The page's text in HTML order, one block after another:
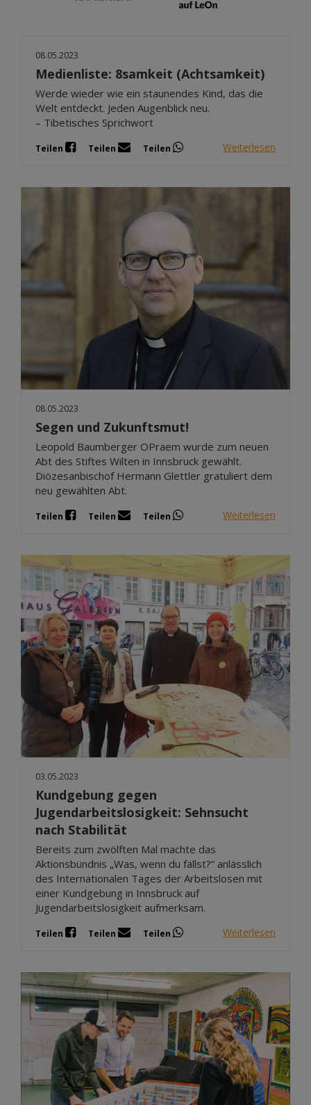
08.05.2023
Medienliste: 8samkeit (Achtsamkeit)
Werde wieder wie ein staunendes Kind, das die
Welt entdeckt. Jeden Augenblick neu.
– Tibetisches Sprichwort
Teilen Teilen Teilen Weiterlesen
08.05.2023
Segen und Zukunftsmut!
Leopold Baumberger OPraem wurde zum neuen
Abt des Stiftes Wilten in Innsbruck gewählt.
Diözesanbischof Hermann Glettler gratuliert dem
neu gewählten Abt.
Teilen Teilen Teilen Weiterlesen
03.05.2023
Kundgebung gegen
Jugendarbeitslosigkeit: Sehnsucht
nach Stabilität
Bereits zum zwölften Mal machte das
Aktionsbündnis „Was, wenn du fällst?“ anlässlich
des Internationalen Tages der Arbeitslosen mit
einer Kundgebung in Innsbruck auf
Jugendarbeitslosigkeit aufmerksam.
Teilen Teilen Teilen Weiterlesen